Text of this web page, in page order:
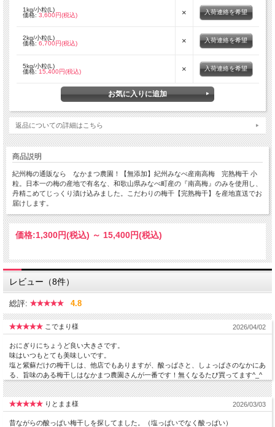
1kg/小粒(L)
価格:3,600円(税込) × 入荷連絡を希望
2kg/小粒(L)
価格:6,700円(税込) × 入荷連絡を希望
5kg/小粒(L)
価格:15,400円(税込) × 入荷連絡を希望
返品についての詳細はこちら
商品説明
紀州梅の通販なら なかまつ農園！【無添加】紀州みなべ産南高梅 完熟梅干 小
粒。日本一の梅の産地で有名な、和歌山県みなべ町産の『南高梅』のみを使用し、
丹精こめてじっくり漬け込みました。こだわりの梅干【完熟梅干】を産地直送でお
届けします。
価格:1,300円(税込) ～ 15,400円(税込)
レビュー（8件）
総評: 4.8
こでまり様 2026/04/02
おにぎりにちょうど良い大きさです。
味はいつもとても美味しいです。
塩と紫蘇だけの梅干しは、他店でもありますが、酸っぱさと、しょっぱさのなかにあ
る、旨味のある梅干しはなかまつ農園さんが一番です！無くなるたび買ってます^_^
りとまま様 2026/03/03
昔ながらの酸っぱい梅干しを探してました。（塩っぱいでなく酸っぱい）